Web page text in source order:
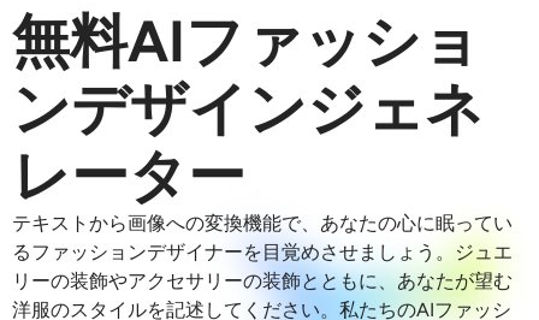
AI動画
テキストからビデオへ
画像からビデオへ
ビデオエフェクト
AIキスジェネレーター
動画エフェクト
AI画像
画像から画像へ
テキストから画像へ
AIツール
写真編集＆クリエイター
プライシング
無料AIファッショ
ンデザインジェネ
レーター
テキストから画像への変換機能で、あなたの心に眠ってい
るファッションデザイナーを目覚めさせましょう。ジュエ
リーの装飾やアクセサリーの装飾とともに、あなたが望む
洋服のスタイルを記述してください。私たちのAIファッシ